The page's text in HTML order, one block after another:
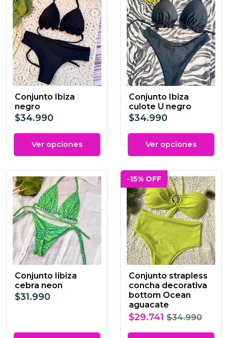
Conjunto Ibiza
negro
$34.990
Ver opciones
Conjunto Ibiza
culote U negro
$34.990
Ver opciones
Conjunto Iibiza
cebra neon
$31.990
-15% OFF
Conjunto strapless
concha decorativa
bottom Ocean
aguacate
$29.741 $34.990